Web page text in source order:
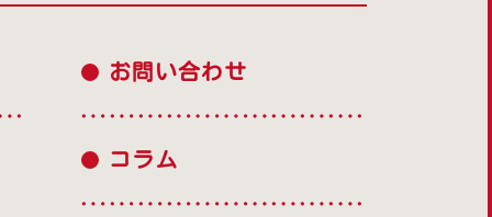
お問い合わせ
コラム